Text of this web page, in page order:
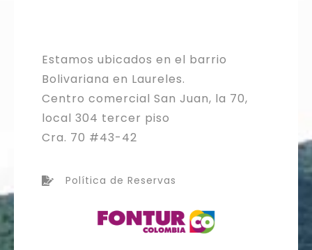
Estamos ubicados en el barrio
Bolivariana en Laureles.
Centro comercial San Juan, la 70,
local 304 tercer piso
Cra. 70 #43-42
Política de Reservas